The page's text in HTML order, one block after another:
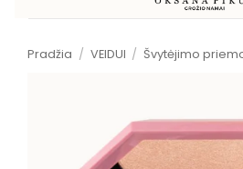
Pradžia / VEIDUI / Švytėjimo